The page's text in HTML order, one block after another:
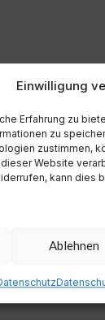
Einwilligung
Erfahrung zu
zu
zustimmen,
Website
kann dies
Ablehnen